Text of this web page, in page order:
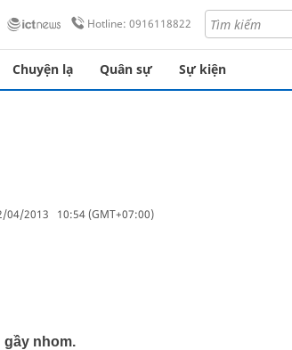
Hotline: 0916118822
Chuyện lạ Quân sự Sự kiện
04/2013 10:54 (GMT+07:00)
nhom.